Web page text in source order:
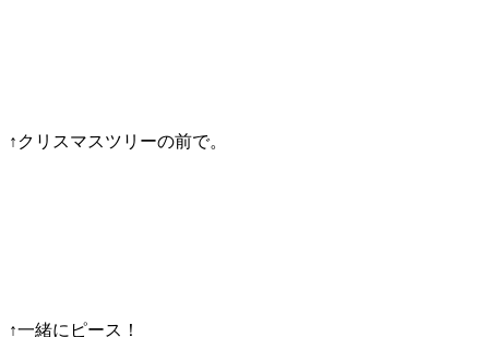
↑クリスマスツリーの前で。
↑一緒にピース！